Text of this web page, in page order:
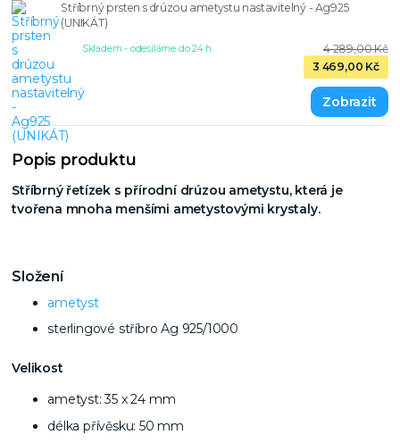
Stříbrný prsten s drúzou ametystu nastavitelný - Ag925
(UNIKÁT)
4 289,00 Kč
3 469,00 Kč
Skladem - odesíláme do 24 h
Popis produktu
Stříbrný řetízek s přírodní drúzou ametystu, která je
tvořena mnoha menšími ametystovými krystaly.
Složení
ametyst
sterlingové stříbro Ag 925/1000
Velikost
ametyst: 35 x 24 mm
délka přívěsku: 50 mm